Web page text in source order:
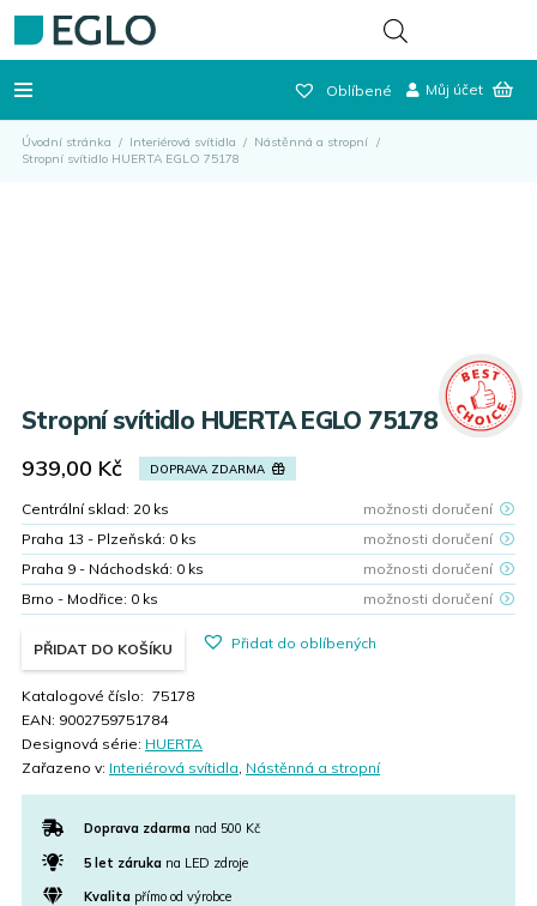
Oblíbené Můj účet
Úvodní stránka / Interiérová svítidla / Nástěnná a stropní /
Stropní svítidlo HUERTA EGLO 75178
Stropní svítidlo HUERTA EGLO 75178
939,00 Kč DOPRAVA ZDARMA
Centrální sklad: 20 ks
možnosti doručení
Praha 13 - Plzeňská: 0 ks
možnosti doručení
Praha 9 - Náchodská: 0 ks
možnosti doručení
Brno - Modřice: 0 ks možnosti doručení
PŘIDAT DO KOŠÍKU Přidat do oblíbených
Katalogové číslo: 75178
EAN: 9002759751784
Designová série: HUERTA
Zařazeno v: Interiérová svítidla, Nástěnná a stropní
Doprava zdarma nad 500 Kč
5 let zárukana LED zdroje
Kvalitapřímo od výrobce